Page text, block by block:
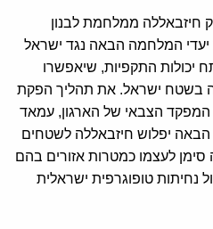
חיזבאללה ממלחמת לבנון
יעדי המלחמה הבאה נגד ישראל
יכולות התקפיות, שיאפשרו
בשטח ישראל. את תהליך הפקת
המפקד הצבאי של הארגון, עמאד
יפלוש חיזבאללה לשטחים
סימן לעצמו כמטרות אזורים בהם
נחיתות טופוגרפית ישראלית